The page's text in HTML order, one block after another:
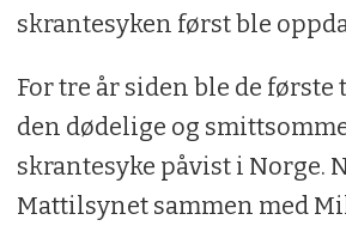
skrantesyken først ble
For tre år siden ble de
den dødelige og
skrantesyke påvist i Norge.
Mattilsynet sammen med